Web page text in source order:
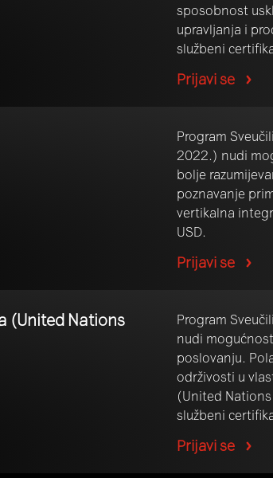
sposobnost
upravljanja i
službeni
Prijavi se
Program
2022.) nudi
bolje
poznavanje
vertikalna
USD.
Prijavi se
(United Nations
Program
nudi
poslovanju.
održivosti u
(United
službeni
Prijavi se